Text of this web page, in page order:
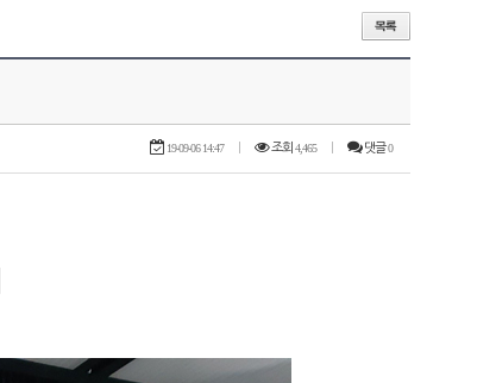
19-09-06 14:47 조회 4,465 댓글0